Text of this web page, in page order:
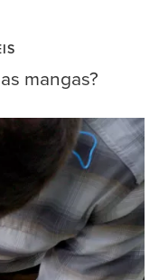
mangas?